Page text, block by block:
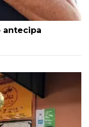
antecipa